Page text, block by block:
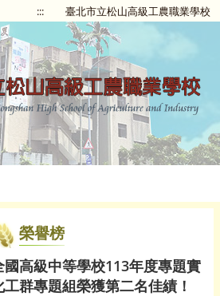
::: 臺北市立松山高級工農職業學校
榮譽榜
高級中等學校113年度專題實
群專題組榮獲第二名佳績！